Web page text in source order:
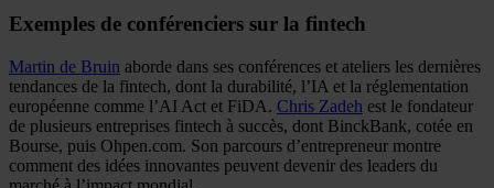
Exemples de conférenciers sur la fintech
Martin de Bruin aborde dans ses conférences et ateliers les dernières
tendances de la fintech, dont la durabilité, l’IA et la réglementation
européenne comme l’AI Act et FiDA. Chris Zadeh est le fondateur
de plusieurs entreprises fintech à succès, dont BinckBank, cotée en
Bourse, puis Ohpen.com. Son parcours d’entrepreneur montre
comment des idées innovantes peuvent devenir des leaders du